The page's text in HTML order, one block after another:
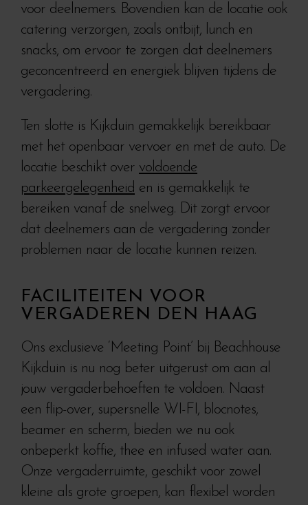
voor deelnemers. Bovendien kan de locatie ook
catering verzorgen, zoals ontbijt, lunch en
snacks, om ervoor te zorgen dat deelnemers
geconcentreerd en energiek blijven tijdens de
vergadering.
Ten slotte is Kijkduin gemakkelijk bereikbaar
met het openbaar vervoer en met de auto. De
locatie beschikt over voldoende
parkeergelegenheid en is gemakkelijk te
bereiken vanaf de snelweg. Dit zorgt ervoor
dat deelnemers aan de vergadering zonder
problemen naar de locatie kunnen reizen.
FACILITEITEN VOOR
VERGADEREN DEN HAAG
Ons exclusieve ‘Meeting Point’ bij Beachhouse
Kijkduin is nu nog beter uitgerust om aan al
jouw vergaderbehoeften te voldoen. Naast
een flip-over, supersnelle WI-FI, blocnotes,
beamer en scherm, bieden we nu ook
onbeperkt koffie, thee en infused water aan.
Onze vergaderruimte, geschikt voor zowel
kleine als grote groepen, kan flexibel worden